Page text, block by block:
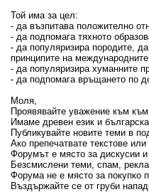
Той има за цел:
- да възпитава положително
- да подпомага тяхното
- да популяризира породите,
принципите на
- да популяризира хуманните
- да подпомага връщането по
Моля,
Проявявайте уважение към
Имаме древен език и
Публикувайте новите теми в
Ако препечатвате текстове
Форумът е място за дискусии
Безсмислени теми, спам,
Форума не е място за покупко
Въздържайте се от груби